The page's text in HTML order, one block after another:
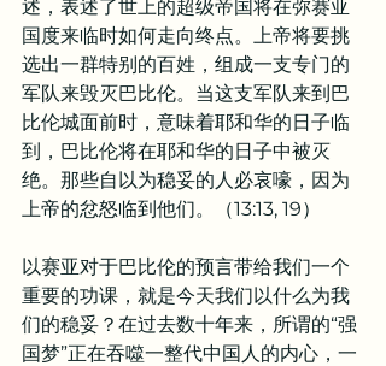
述，表述了世上的超级帝国将在弥赛亚
国度来临时如何走向终点。上帝将要挑
选出一群特别的百姓，组成一支专门的
军队来毁灭巴比伦。当这支军队来到巴
比伦城面前时，意味着耶和华的日子临
到，巴比伦将在耶和华的日子中被灭
绝。那些自以为稳妥的人必哀嚎，因为
上帝的忿怒临到他们。（13:13, 19）
以赛亚对于巴比伦的预言带给我们一个
重要的功课，就是今天我们以什么为我
们的稳妥？在过去数十年来，所谓的“强
国梦”正在吞噬一整代中国人的内心，一